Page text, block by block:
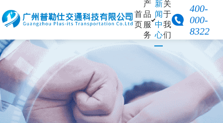
首
页
产
品
服
务
方案详情
构建一套完整、安全、高性价比
的智慧交通解决方案
产品手册
产品中
交
调
查
HOT
新
闻
中
心
关
于
我
们
400-
000-
8322